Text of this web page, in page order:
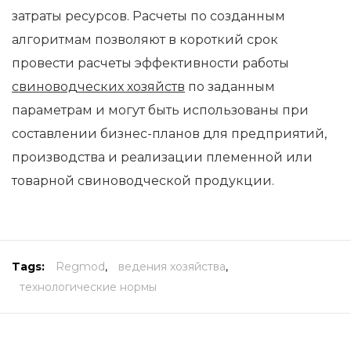
затраты ресурсов. Расчеты по созданным
алгоритмам позволяют в короткий срок
провести расчеты эффективности работы
свиноводческих хозяйств по заданным
параметрам и могут быть использованы при
составлении бизнес-планов для предприятий,
производства и реализации племенной или
товарной свиноводческой продукции.
Tags: Regmod, ведения хозяйства,
технологические нормы